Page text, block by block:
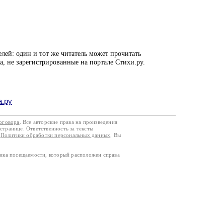
один и тот же читатель может прочитать
не зарегистрированные на портале Стихи.ру.
. Все авторские права на произведения
Ответственность за тексты
Политики обработки персональных данных
. Вы
посещаемости, который расположен справа